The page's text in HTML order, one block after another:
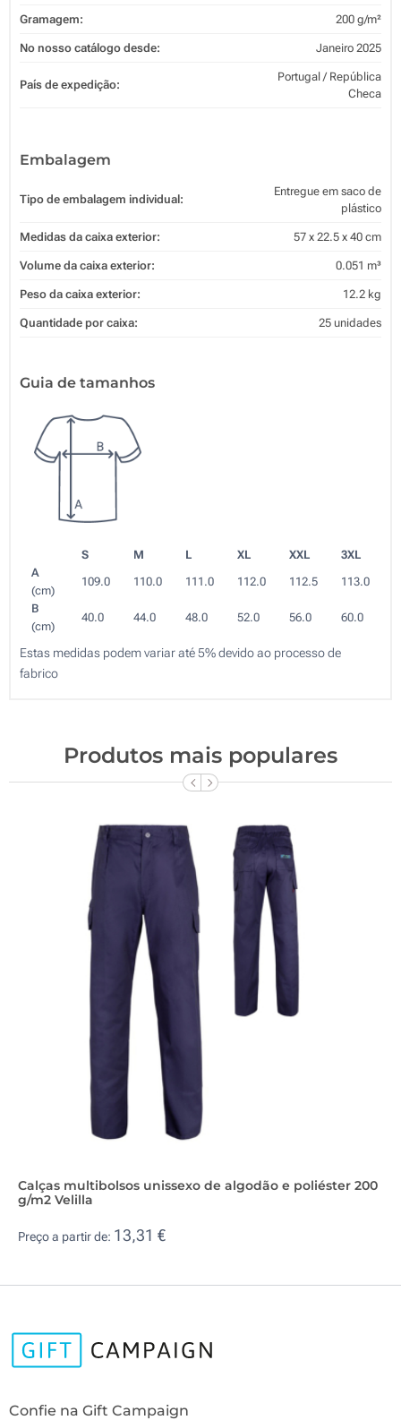
Gramagem: 200 g/m²
No nosso catálogo desde: Janeiro 2025
País de expedição:
Portugal / República
Checa
Embalagem
Tipo de embalagem individual:
Entregue em saco de
plástico
Medidas da caixa exterior: 57 x 22.5 x 40 cm
Volume da caixa exterior: 0.051 m³
Peso da caixa exterior: 12.2 kg
Quantidade por caixa: 25 unidades
Guia de tamanhos
S M L XL XXL
3XL
A
(cm)
109.0 110.0 111.0 112.0 112.5
113.0
B
(cm)
40.0 44.0 48.0 52.0 56.0 60.0
Estas medidas podem variar até 5% devido ao processo de
fabrico
Produtos mais populares
Calças multibolsos unissexo de algodão e poliéster 200
g/m2 Velilla
Preço a partir de: 13,31 €
Confie na Gift Campaign